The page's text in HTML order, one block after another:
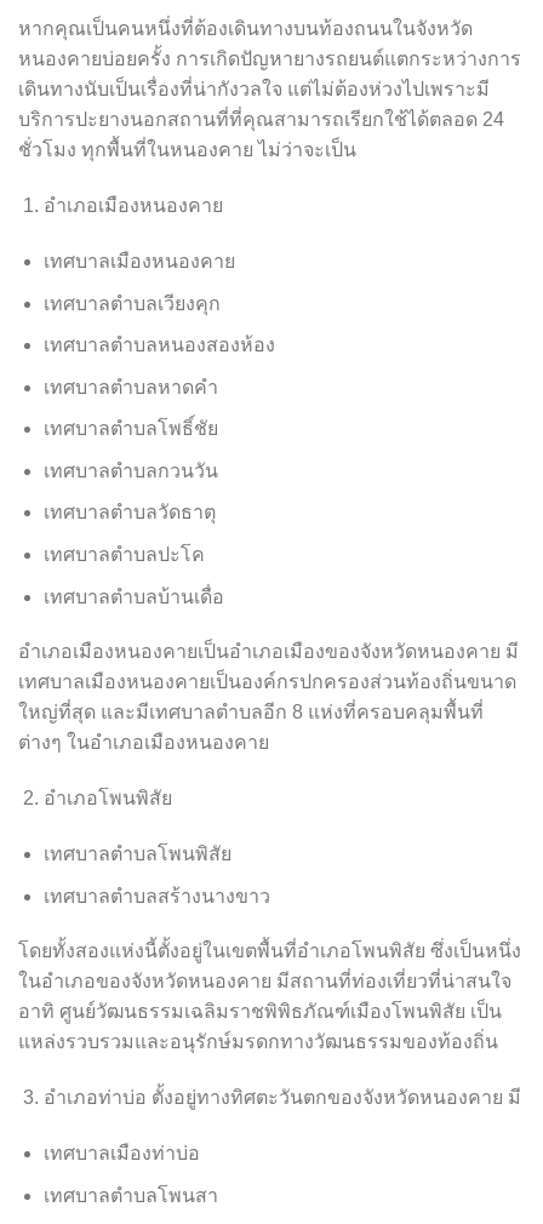
หากคุณเป็นคนหนึ่งที่ต้องเดินทางบนท้องถนนในจังหวัด
หนองคายบ่อยครั้ง การเกิดปัญหายางรถยนต์แตกระหว่างการ
เดินทางนับเป็นเรื่องที่น่ากังวลใจ แต่ไม่ต้องห่วงไปเพราะมี
บริการปะยางนอกสถานที่ที่คุณสามารถเรียกใช้ได้ตลอด 24
ชั่วโมง ทุกพื้นที่ในหนองคาย ไม่ว่าจะเป็น
อำเภอเมืองหนองคาย
เทศบาลเมืองหนองคาย
เทศบาลตำบลเวียงคุก
เทศบาลตำบลหนองสองห้อง
เทศบาลตำบลหาดคำ
เทศบาลตำบลโพธิ์ชัย
เทศบาลตำบลกวนวัน
เทศบาลตำบลวัดธาตุ
เทศบาลตำบลปะโค
เทศบาลตำบลบ้านเดื่อ
อำเภอเมืองหนองคายเป็นอำเภอเมืองของจังหวัดหนองคาย มี
เทศบาลเมืองหนองคายเป็นองค์กรปกครองส่วนท้องถิ่นขนาด
ใหญ่ที่สุด และมีเทศบาลตำบลอีก 8 แห่งที่ครอบคลุมพื้นที่
ต่างๆ ในอำเภอเมืองหนองคาย
อำเภอโพนพิสัย
เทศบาลตำบลโพนพิสัย
เทศบาลตำบลสร้างนางขาว
โดยทั้งสองแห่งนี้ตั้งอยู่ในเขตพื้นที่อำเภอโพนพิสัย ซึ่งเป็นหนึ่ง
ในอำเภอของจังหวัดหนองคาย มีสถานที่ท่องเที่ยวที่น่าสนใจ
อาทิ ศูนย์วัฒนธรรมเฉลิมราชพิพิธภัณฑ์เมืองโพนพิสัย เป็น
แหล่งรวบรวมและอนุรักษ์มรดกทางวัฒนธรรมของท้องถิ่น
อำเภอท่าบ่อ ตั้งอยู่ทางทิศตะวันตกของจังหวัดหนองคาย มี
เทศบาลเมืองท่าบ่อ
เทศบาลตำบลโพนสา